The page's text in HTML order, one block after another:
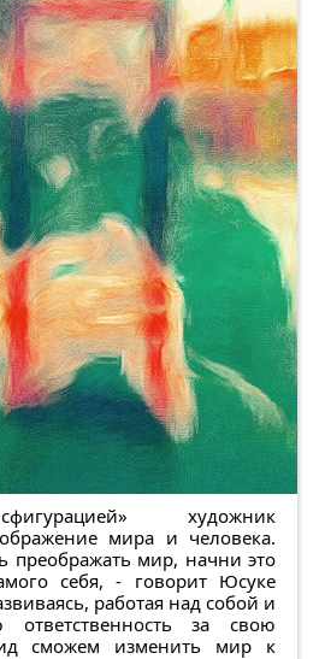
художник
мира и человека.
преображать мир, начни это
себя, - говорит Юсуке
работая над собой и
за свою
сможем изменить мир к